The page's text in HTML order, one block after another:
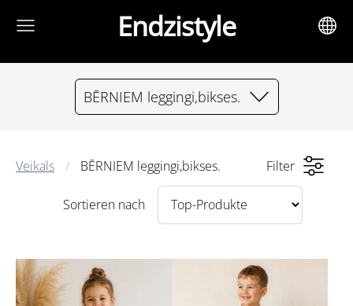
Endzistyle
BĒRNIEM leggingi,bikses.
Veikals BĒRNIEM leggingi,bikses. Filter
Sortieren nach